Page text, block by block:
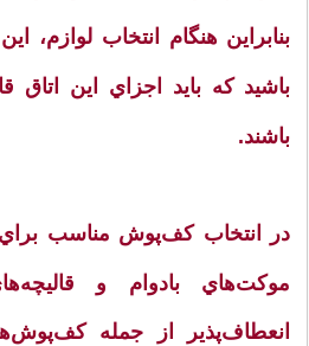
بنابراين هنگام انتخاب لوازم،
باشيد که بايد اجزاي اين
باشند.
در انتخاب کف‌پوش مناسب
موکت‌هاي بادوام و
انعطاف‌پذير از جمله